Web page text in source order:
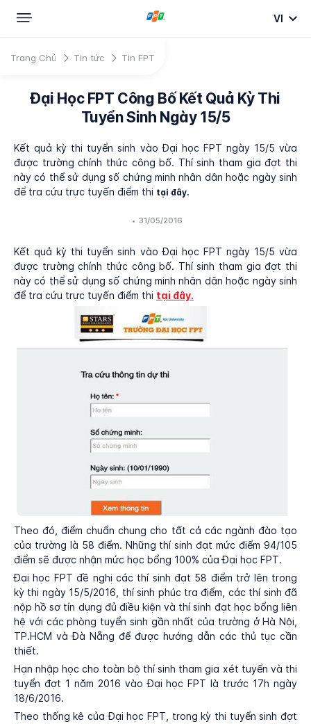
VI
Trang Chủ Tin tức Tin FPT
Đại Học FPT Công Bố Kết Quả Kỳ Thi
Tuyển Sinh Ngày 15/5
Kết quả kỳ thi tuyển sinh vào Đại học FPT ngày 15/5 vừa
được trường chính thức công bố. Thí sinh tham gia đợt thi
này có thể sử dụng số chứng minh nhân dân hoặc ngày sinh
để tra cứu trực tuyến điểm thi tại đây.
• 31/05/2016
Kết quả kỳ thi tuyển sinh vào Đại học FPT ngày 15/5 vừa
được trường chính thức công bố. Thí sinh tham gia đợt thi
này có thể sử dụng số chứng minh nhân dân hoặc ngày sinh
để tra cứu trực tuyến điểm thi tại đây.
Theo đó, điểm chuẩn chung cho tất cả các ngành đào tạo
của trường là 58 điểm. Những thí sinh đạt mức điểm 94/105
điểm sẽ được nhận mức học bổng 100% của Đại học FPT.
Đại học FPT đề nghị các thí sinh đạt 58 điểm trở lên trong
kỳ thi ngày 15/5/2016, thí sinh phúc tra điểm, các thí sinh đã
nộp hồ sơ tín dụng đủ điều kiện và thí sinh đạt học bổng liên
hệ với các phòng tuyển sinh gần nhất của trường ở Hà Nội,
TP.HCM và Đà Nẵng để được hướng dẫn các thủ tục cần
thiết.
Hạn nhập học cho toàn bộ thí sinh tham gia xét tuyển và thi
tuyển đợt 1 năm 2016 vào Đại học FPT là trước 17h ngày
18/6/2016.
Theo thống kê của Đại học FPT, trong kỳ thi tuyển sinh đợt